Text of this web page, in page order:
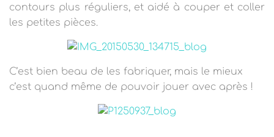
contours plus réguliers, et aidé à couper et coller
les petites pièces.
C’est bien beau de les fabriquer, mais le mieux
c’est quand même de pouvoir jouer avec après !